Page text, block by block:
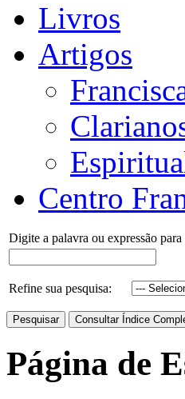
Livros
Artigos
Centro
Digite a palavra ou expressão
Refine sua pesquisa:
Página de